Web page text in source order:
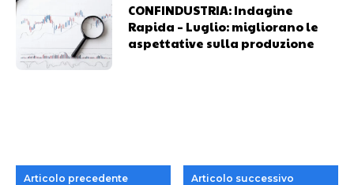
CONFINDUSTRIA: Indagine
Rapida – Luglio: migliorano le
aspettative sulla produzione
Articolo precedente Articolo successivo